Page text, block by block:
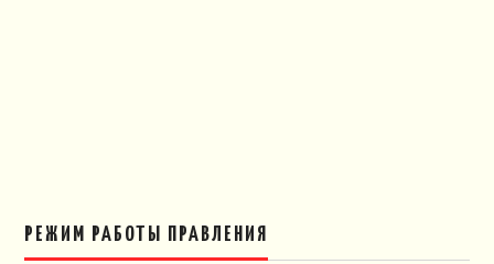
РЕЖИМ РАБОТЫ ПРАВЛЕНИЯ